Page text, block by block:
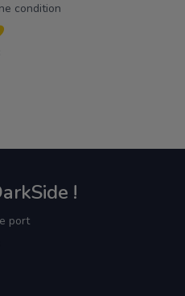
condition
!
port